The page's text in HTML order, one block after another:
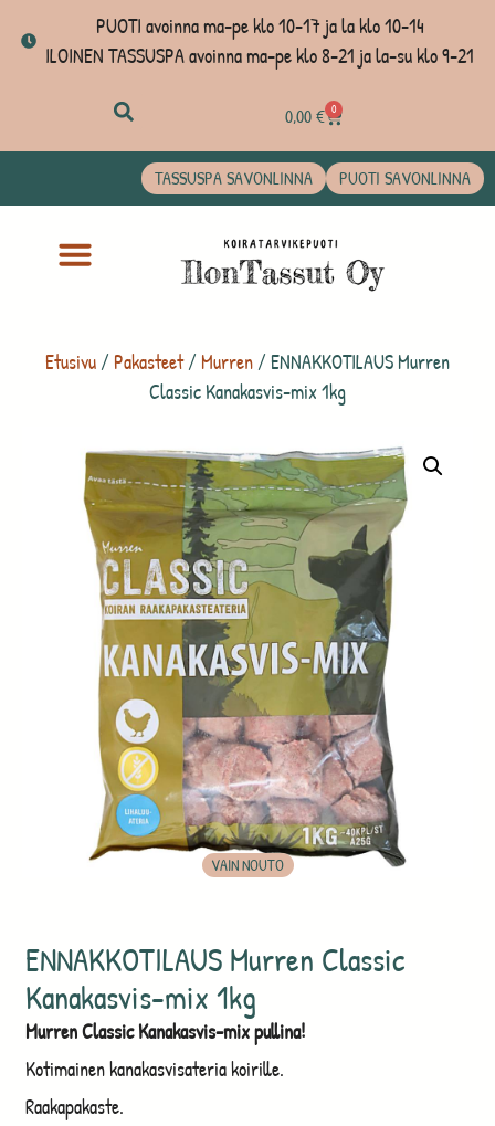
PUOTI avoinna ma-pe klo 10-17 ja la klo 10-14
ILOINEN TASSUSPA avoinna ma-pe klo 8-21 ja la-su klo 9-21
0,00€ 0
TASSUSPA SAVONLINNA PUOTI SAVONLINNA
Etusivu / Pakasteet/ Murren / ENNAKKOTILAUS Murren
Classic Kanakasvis-mix 1kg
VAIN NOUTO
ENNAKKOTILAUS Murren Classic
Kanakasvis-mix 1kg
Murren Classic Kanakasvis-mix pullina!
Kotimainen kanakasvisateria koirille.
Raakapakaste.